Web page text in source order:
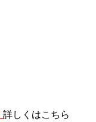
詳しくはこちら